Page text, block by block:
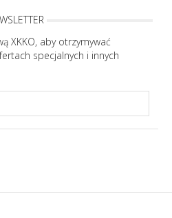
XKKO, aby otrzymywać
specjalnych i innych